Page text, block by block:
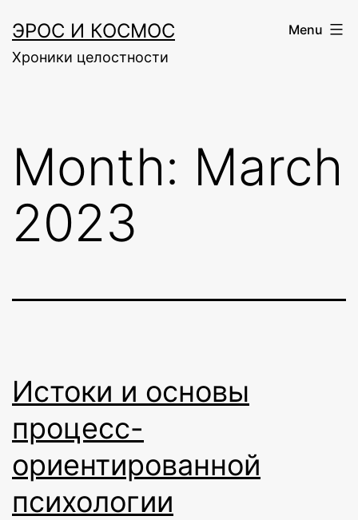
to
content
ЭРОС И КОСМОС
Хроники целостности
Menu
Month: March
2023
Истоки и основы
процесс-
ориентированной
психологии